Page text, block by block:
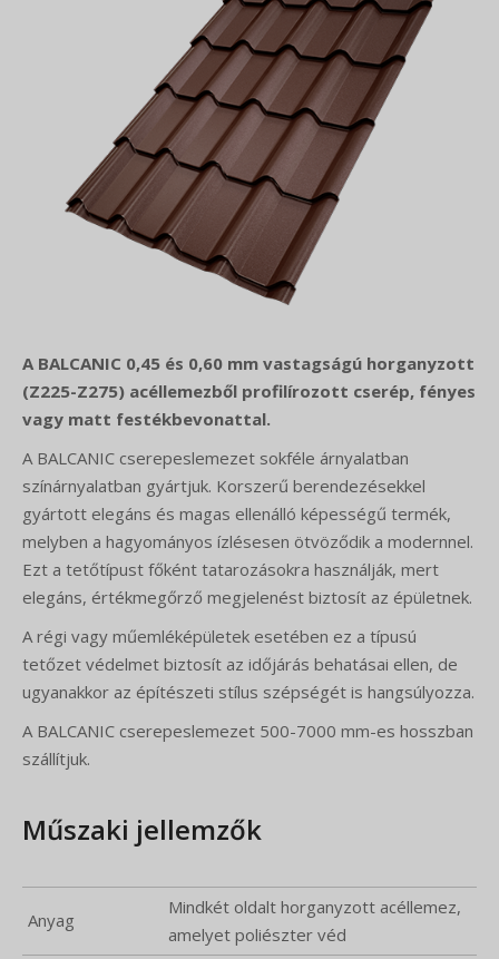
A BALCANIC 0,45 és 0,60 mm vastagságú horganyzott
(Z225-Z275) acéllemezből profilírozott cserép, fényes
vagy matt festékbevonattal.
A BALCANIC cserepeslemezet sokféle árnyalatban
színárnyalatban gyártjuk. Korszerű berendezésekkel
gyártott elegáns és magas ellenálló képességű termék,
melyben a hagyományos ízlésesen ötvöződik a modernnel.
Ezt a tetőtípust főként tatarozásokra használják, mert
elegáns, értékmegőrző megjelenést biztosít az épületnek.
A régi vagy műemléképületek esetében ez a típusú
tetőzet védelmet biztosít az időjárás behatásai ellen, de
ugyanakkor az építészeti stílus szépségét is hangsúlyozza.
A BALCANIC cserepeslemezet 500-7000 mm-es hosszban
szállítjuk.
Műszaki jellemzők
Anyag
Mindkét oldalt horganyzott acéllemez,
amelyet poliészter véd